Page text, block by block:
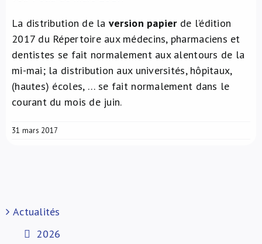
La distribution de la version papierde l’édition
2017 du Répertoire aux médecins, pharmaciens et
dentistes se fait normalement aux alentours de la
mi-mai; la distribution aux universités, hôpitaux,
(hautes) écoles, … se fait normalement dans le
courant du mois de juin.
31 mars 2017
Actualités
2026